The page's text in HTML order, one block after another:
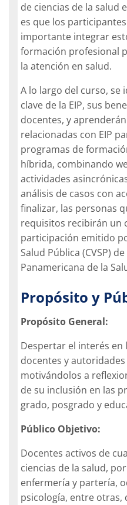
de ciencias de la salud
es que los
importante integrar
formación profesional
la atención en salud.
A lo largo del curso, se
clave de la EIP, sus
docentes, y
relacionadas con EIP
programas de
híbrida, combinando
actividades
análisis de casos con
finalizar, las personas
requisitos recibirán un
participación emitido
Salud Pública (CVSP)
Panamericana de la
Propósito y
Propósito General:
Despertar el interés en
docentes y autoridades
motivándolos a
de su inclusión en las
grado, posgrado y
Público Objetivo:
Docentes activos de
ciencias de la salud,
enfermería y partería,
psicología, entre otras,